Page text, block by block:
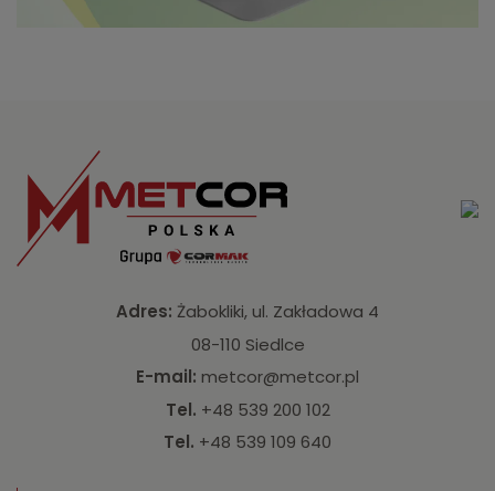
Adres: Żabokliki, ul. Zakładowa 4
08-110 Siedlce
E-mail: metcor@metcor.pl
Tel. +48 539 200 102
Tel. +48 539 109 640